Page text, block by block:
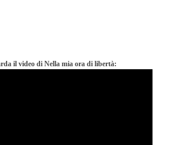
il video di Nella mia ora di libertà: